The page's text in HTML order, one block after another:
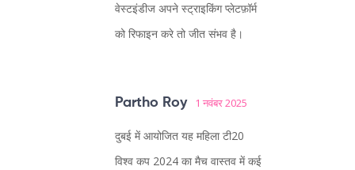
वेस्टइंडीज अपने स्ट्राइकिंग प्लेटफ़ॉर्म
को रिफाइन करे तो जीत संभव है।
Partho Roy 1 नवंबर 2025
दुबई में आयोजित यह महिला टी20
विश्व कप 2024 का मैच वास्तव में कई